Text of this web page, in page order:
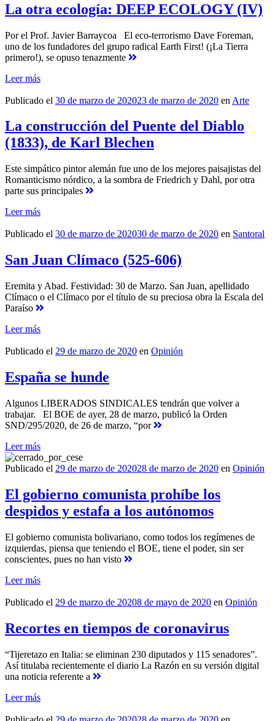
La otra ecología: DEEP ECOLOGY (IV)
Por el Prof. Javier Barraycoa El eco-terrorismo Dave Foreman,
uno de los fundadores del grupo radical Earth First! (¡La Tierra
primero!), se opuso tenazmente
Leer más
Publicado el 30 de marzo de 202023 de marzo de 2020 en Arte
La construcción del Puente del Diablo
(1833), de Karl Blechen
Este simpático pintor alemán fue uno de los mejores paisajistas del
Romanticismo nórdico, a la sombra de Friedrich y Dahl, por otra
parte sus principales
Leer más
Publicado el 30 de marzo de 202030 de marzo de 2020 en Santoral
San Juan Clímaco (525-606)
Eremita y Abad. Festividad: 30 de Marzo. San Juan, apellidado
Clímaco o el Clímaco por el título de su preciosa obra la Escala del
Paraíso
Leer más
Publicado el 29 de marzo de 2020 en Opinión
España se hunde
Algunos LIBERADOS SINDICALES tendrán que volver a
trabajar. El BOE de ayer, 28 de marzo, publicó la Orden
SND/295/2020, de 26 de marzo, “por
Leer más
Publicado el 29 de marzo de 202028 de marzo de 2020 en Opinión
El gobierno comunista prohíbe los
despidos y estafa a los autónomos
El gobierno comunista bolivariano, como todos los regímenes de
izquierdas, piensa que teniendo el BOE, tiene el poder, sin ser
conscientes, pues no han visto
Leer más
Publicado el 29 de marzo de 20208 de mayo de 2020 en Opinión
Recortes en tiempos de coronavirus
“Tijeretazo en Italia: se eliminan 230 diputados y 115 senadores”.
Así titulaba recientemente el diario La Razón en su versión digital
una noticia referente a
Leer más